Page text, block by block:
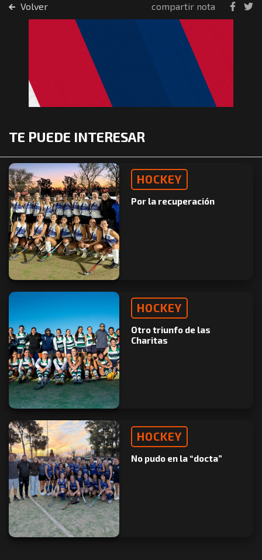
Volver compartir nota
TE PUEDE INTERESAR
HOCKEY
Por la recuperación
HOCKEY
Otro triunfo de las
Charitas
HOCKEY
No pudo en la “docta”